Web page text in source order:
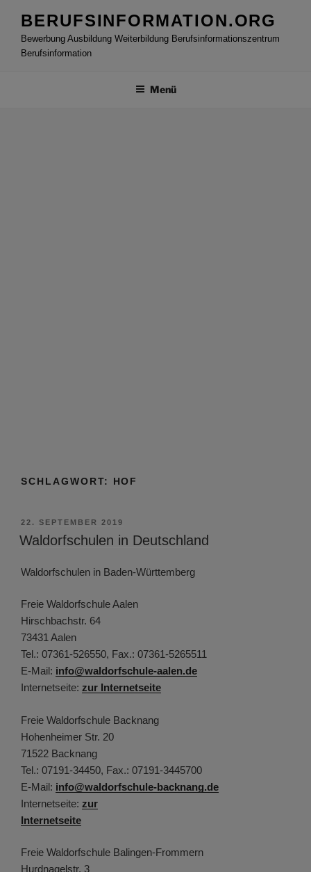
Inhalt
springen
BERUFSINFORMATION.ORG
Bewerbung Ausbildung Weiterbildung Berufsinformationszentrum
Berufsinformation
Menü
SCHLAGWORT: HOF
VERÖFFENTLICHT
AM
22. SEPTEMBER 2019
Waldorfschulen in Deutschland
Waldorfschulen in Baden-Württemberg
Freie Waldorfschule Aalen
Hirschbachstr. 64
73431 Aalen
Tel.: 07361-526550, Fax.: 07361-5265511
E-Mail: info@waldorfschule-aalen.de
Internetseite: zur Internetseite
Freie Waldorfschule Backnang
Hohenheimer Str. 20
71522 Backnang
Tel.: 07191-34450, Fax.: 07191-3445700
E-Mail: info@waldorfschule-backnang.de
Internetseite: zur
Internetseite
Freie Waldorfschule Balingen-Frommern
Hurdnagelstr. 3